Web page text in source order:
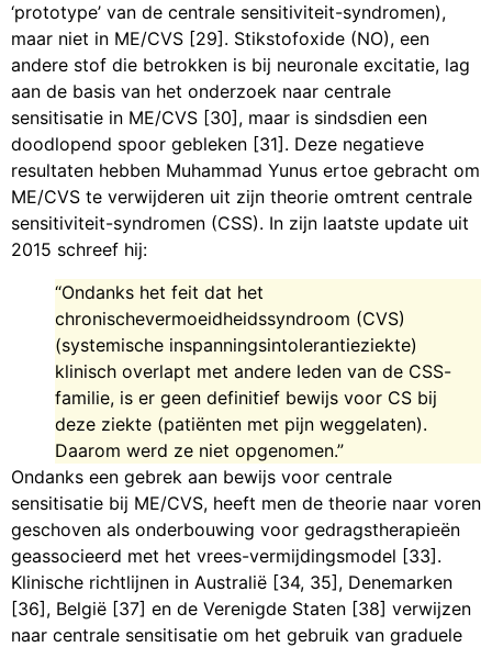
‘prototype’ van de centrale sensitiviteit-syndromen),
maar niet in ME/CVS [29]. Stikstofoxide (NO), een
andere stof die betrokken is bij neuronale excitatie, lag
aan de basis van het onderzoek naar centrale
sensitisatie in ME/CVS [30], maar is sindsdien een
doodlopend spoor gebleken [31]. Deze negatieve
resultaten hebben Muhammad Yunus ertoe gebracht om
ME/CVS te verwijderen uit zijn theorie omtrent centrale
sensitiviteit-syndromen (CSS). In zijn laatste update uit
2015 schreef hij:
“Ondanks het feit dat het
chronischevermoeidheidssyndroom (CVS)
(systemische inspanningsintolerantieziekte)
klinisch overlapt met andere leden van de CSS-
familie, is er geen definitief bewijs voor CS bij
deze ziekte (patiënten met pijn weggelaten).
Daarom werd ze niet opgenomen.”
Ondanks een gebrek aan bewijs voor centrale
sensitisatie bij ME/CVS, heeft men de theorie naar voren
geschoven als onderbouwing voor gedragstherapieën
geassocieerd met het vrees-vermijdingsmodel [33].
Klinische richtlijnen in Australië [34, 35], Denemarken
[36], België [37] en de Verenigde Staten [38] verwijzen
naar centrale sensitisatie om het gebruik van graduele